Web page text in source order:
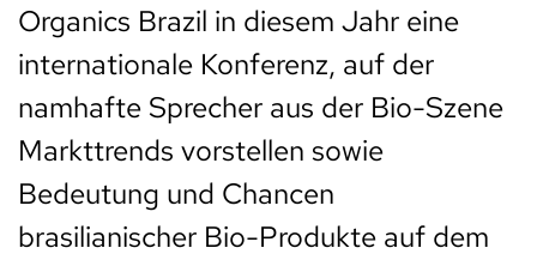
Organics Brazil in diesem Jahr eine
internationale Konferenz, auf der
namhafte Sprecher aus der Bio-Szene
Markttrends vorstellen sowie
Bedeutung und Chancen
brasilianischer Bio-Produkte auf dem